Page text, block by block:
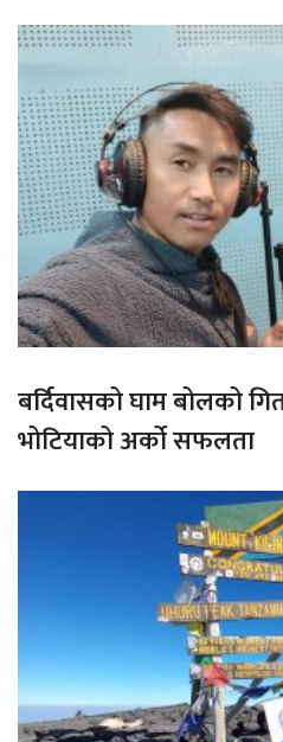
बर्दिवासको घाम बोलको
भोटियाको अर्को सफलता